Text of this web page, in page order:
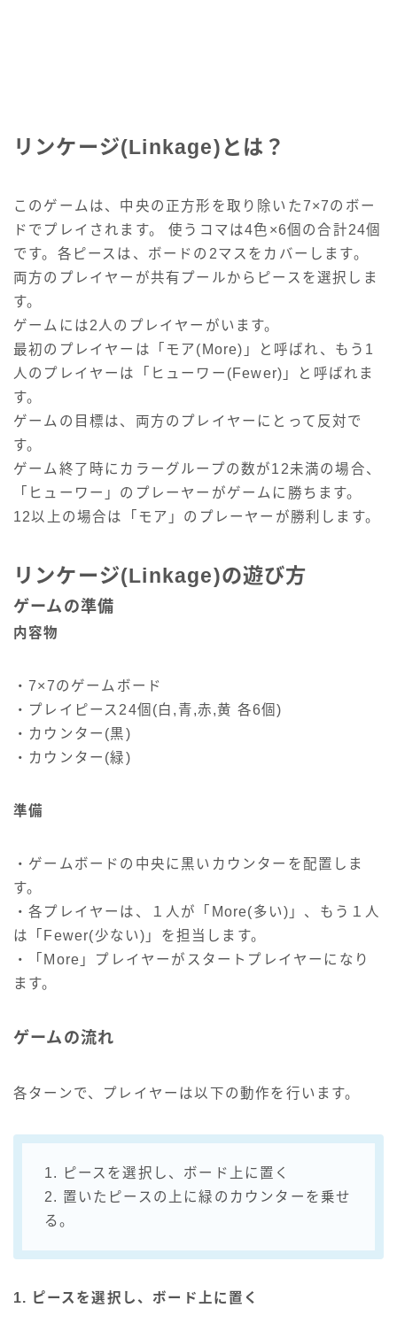
リンケージ(Linkage)とは？
このゲームは、中央の正方形を取り除いた7×7のボー
ドでプレイされます。 使うコマは4色×6個の合計24個
です。各ピースは、ボードの2マスをカバーします。
両方のプレイヤーが共有プールからピースを選択しま
す。
ゲームには2人のプレイヤーがいます。
最初のプレイヤーは「モア(More)」と呼ばれ、もう1
人のプレイヤーは「ヒューワー(Fewer)」と呼ばれま
す。
ゲームの目標は、両方のプレイヤーにとって反対で
す。
ゲーム終了時にカラーグループの数が12未満の場合、
「ヒューワー」のプレーヤーがゲームに勝ちます。
12以上の場合は「モア」のプレーヤーが勝利します。
リンケージ(Linkage)の遊び方
ゲームの準備
内容物
・7×7のゲームボード
・プレイピース24個(白,青,赤,黄 各6個)
・カウンター(黒)
・カウンター(緑)
準備
・ゲームボードの中央に黒いカウンターを配置しま
す。
・各プレイヤーは、１人が「More(多い)」、もう１人
は「Fewer(少ない)」を担当します。
・「More」プレイヤーがスタートプレイヤーになり
ます。
ゲームの流れ
各ターンで、プレイヤーは以下の動作を行います。
1. ピースを選択し、ボード上に置く
2. 置いたピースの上に緑のカウンターを乗せ
る。
1. ピースを選択し、ボード上に置く